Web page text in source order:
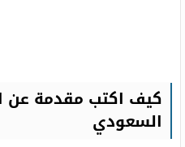
كيف اكتب مقدمة عن
السعودي